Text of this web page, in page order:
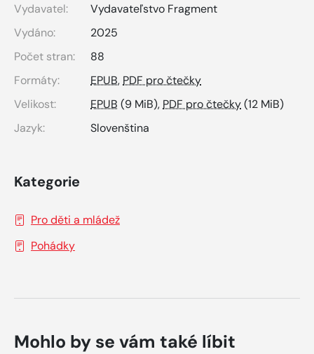
Vydavatel:
Vydavateľstvo Fragment
Vydáno:
2025
Počet stran:
88
Formáty:
EPUB, PDF pro čtečky
Velikost:
EPUB (9 MiB), PDF pro čtečky(12 MiB)
Jazyk:
Slovenština
Kategorie
Pro děti a mládež
Pohádky
Mohlo by se vám také líbit